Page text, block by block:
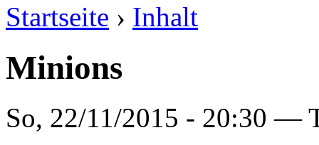
Startseite › Inhalt
Minions
So, 22/11/2015 - 20:30 —